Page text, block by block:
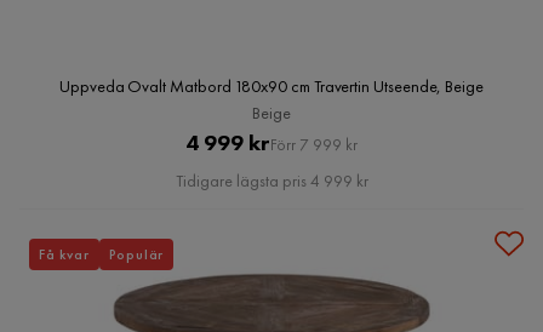
Uppveda Ovalt Matbord 180x90 cm Travertin Utseende, Beige
Beige
Pris
4 999 krOriginal
Pris
Förr 7 999 kr
Tidigare lägsta pris 4 999 kr
Få kvar Populär